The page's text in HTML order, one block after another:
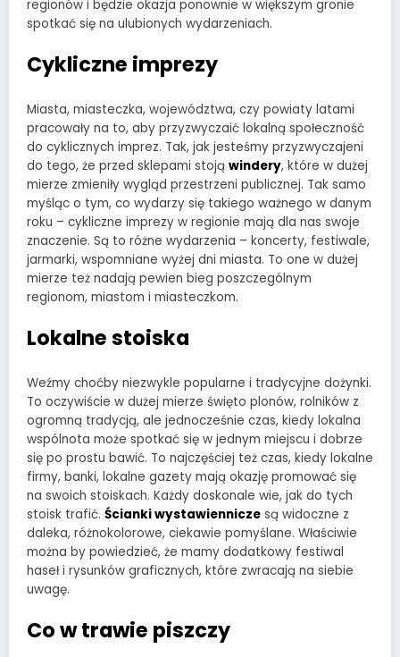
regionów i będzie okazja ponownie w większym gronie
spotkać się na ulubionych wydarzeniach.
Cykliczne imprezy
Miasta, miasteczka, województwa, czy powiaty latami
pracowały na to, aby przyzwyczaić lokalną społeczność
do cyklicznych imprez. Tak, jak jesteśmy przyzwyczajeni
do tego, że przed sklepami stoją windery, które w dużej
mierze zmieniły wygląd przestrzeni publicznej. Tak samo
myśląc o tym, co wydarzy się takiego ważnego w danym
roku – cykliczne imprezy w regionie mają dla nas swoje
znaczenie. Są to różne wydarzenia – koncerty, festiwale,
jarmarki, wspomniane wyżej dni miasta. To one w dużej
mierze też nadają pewien bieg poszczególnym
regionom, miastom i miasteczkom.
Lokalne stoiska
Weźmy choćby niezwykle popularne i tradycyjne dożynki.
To oczywiście w dużej mierze święto plonów, rolników z
ogromną tradycją, ale jednocześnie czas, kiedy lokalna
wspólnota może spotkać się w jednym miejscu i dobrze
się po prostu bawić. To najczęściej też czas, kiedy lokalne
firmy, banki, lokalne gazety mają okazję promować się
na swoich stoiskach. Każdy doskonale wie, jak do tych
stoisk trafić. Ścianki wystawiennicze są widoczne z
daleka, różnokolorowe, ciekawie pomyślane. Właściwie
można by powiedzieć, że mamy dodatkowy festiwal
haseł i rysunków graficznych, które zwracają na siebie
uwagę.
Co w trawie piszczy